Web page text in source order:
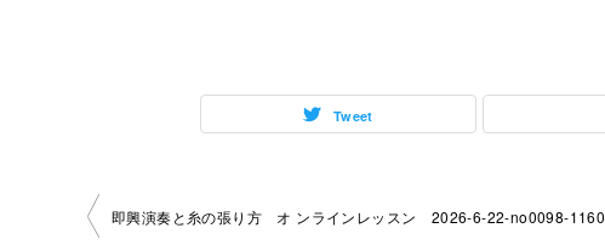
Tweet
投即興演奏と糸の張り方 オ ンラインレッスン 2026-6-22-no0098-1160